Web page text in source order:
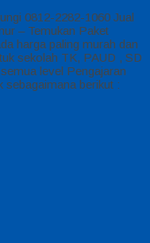
0812-2282-1060 Jual
– Temukan Paket
harga paling murah dan
sekolah TK, PAUD , SD
level Pengajaran
sebagaimana berikut :